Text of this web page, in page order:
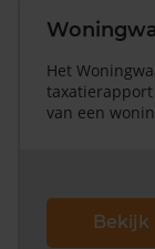
Het
van een